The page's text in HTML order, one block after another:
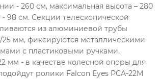
- 260 см, максимальная высота – 280
98 см. Секции телескопической
из алюминиевой трубы
мм, фиксируются металлическими
с пластиковыми ручками.
мм - в качестве колесной опоры для
ролики Falcon Eyes PCA-22M